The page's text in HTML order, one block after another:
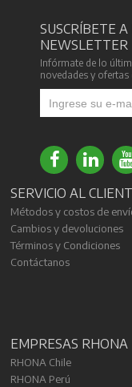
SUSCRÍBETE
NEWSLETTER
Infórmate de lo
novedades y
SERVICIO AL
Métodos y costos de
Cambios y devoluciones
Términos y Condiciones
Contáctanos
EMPRESAS RHONA
RHONA Chile
RHONA Perú